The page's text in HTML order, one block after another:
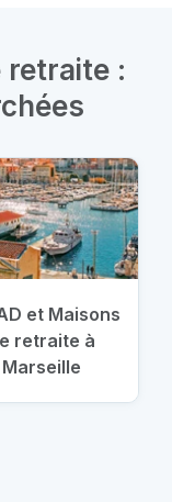
retraite :
et Maisons
retraite à
Marseille